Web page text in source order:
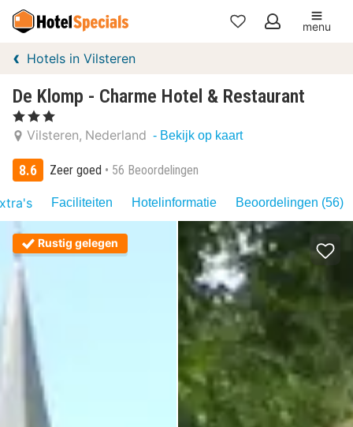
Mijn
menu
Hotels in Vilsteren
De Klomp - Charme Hotel & Restaurant
, 3 Sterren
Vilsteren Nederland - Bekijk op kaart
8.6 Zeer goed 56 Beoordelingen
Faciliteiten Hotelinformatie Beoordelingen (56)
Rustig gelegen